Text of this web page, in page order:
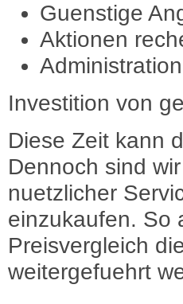
Guenstige
Aktionen
Investition von
Diese Zeit kann
Dennoch sind
nuetzlicher
einzukaufen. So
Preisvergleich
weitergefuehrt